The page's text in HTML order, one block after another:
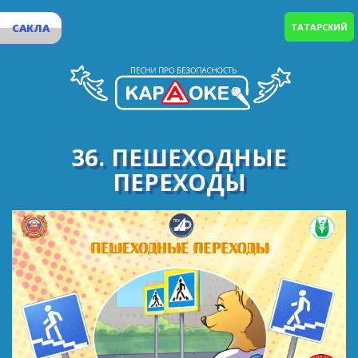
САКЛА ТАТАРСКИЙ
36. ПЕШЕХОДНЫЕ
ПЕРЕХОДЫ
Эта яркая разметка очень облегчает путь.
Её яркая расцветка приглашает вас шагнуть
На полоски, что все видят при луне и на свету.
Переход поможет людям и собаке, и коту.
Когда идёте весело вперёд, то только пешеходный
переход
Позволит вам дорогу пересечь и сможет от